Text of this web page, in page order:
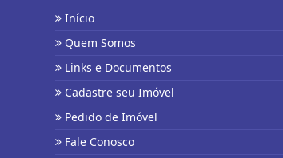
Início
Quem Somos
Links e Documentos
Cadastre seu Imóvel
Pedido de Imóvel
Fale Conosco